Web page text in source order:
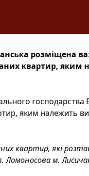
розміщена
квартир, яким
яким належить
квартир, які
м.